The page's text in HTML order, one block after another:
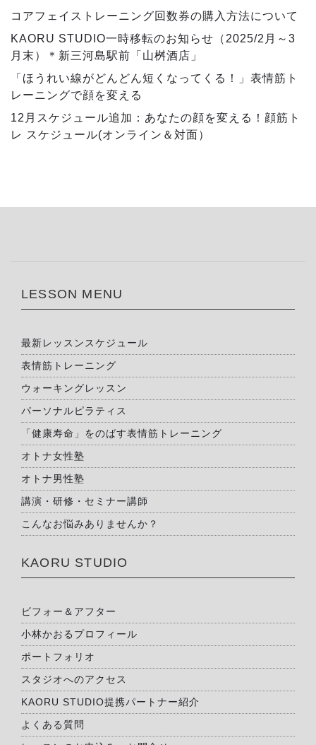
コアフェイストレーニング回数券の購入方法について
KAORU STUDIO一時移転のお知らせ（2025/2月～3
月末）＊新三河島駅前「山桝酒店」
「ほうれい線がどんどん短くなってくる！」表情筋ト
レーニングで顔を変える
12月スケジュール追加：あなたの顔を変える！顔筋ト
レ スケジュール(オンライン＆対面）
LESSON MENU
最新レッスンスケジュール
表情筋トレーニング
ウォーキングレッスン
パーソナルピラティス
「健康寿命」をのばす表情筋トレーニング
オトナ女性塾
オトナ男性塾
講演・研修・セミナー講師
こんなお悩みありませんか？
KAORU STUDIO
ビフォー＆アフター
小林かおるプロフィール
ポートフォリオ
スタジオへのアクセス
KAORU STUDIO提携パートナー紹介
よくある質問